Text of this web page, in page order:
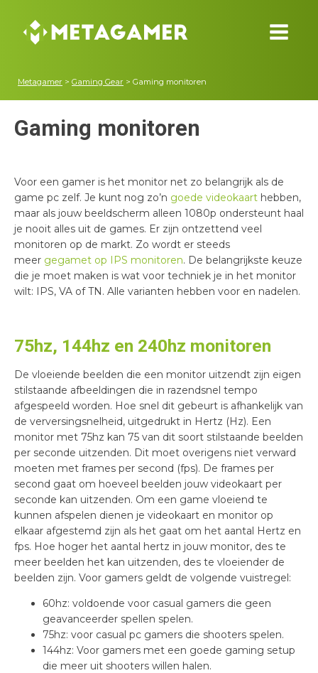
Metagamer > Gaming Gear > Gaming monitoren
Gaming monitoren
Voor een gamer is het monitor net zo belangrijk als de
game pc zelf. Je kunt nog zo’n goede videokaart hebben,
maar als jouw beeldscherm alleen 1080p ondersteunt haal
je nooit alles uit de games. Er zijn ontzettend veel
monitoren op de markt. Zo wordt er steeds
meer gegamet op IPS monitoren. De belangrijkste keuze
die je moet maken is wat voor techniek je in het monitor
wilt: IPS, VA of TN. Alle varianten hebben voor en nadelen.
75hz, 144hz en 240hz monitoren
De vloeiende beelden die een monitor uitzendt zijn eigen
stilstaande afbeeldingen die in razendsnel tempo
afgespeeld worden. Hoe snel dit gebeurt is afhankelijk van
de verversingsnelheid, uitgedrukt in Hertz (Hz). Een
monitor met 75hz kan 75 van dit soort stilstaande beelden
per seconde uitzenden. Dit moet overigens niet verward
moeten met frames per second (fps). De frames per
second gaat om hoeveel beelden jouw videokaart per
seconde kan uitzenden. Om een game vloeiend te
kunnen afspelen dienen je videokaart en monitor op
elkaar afgestemd zijn als het gaat om het aantal Hertz en
fps. Hoe hoger het aantal hertz in jouw monitor, des te
meer beelden het kan uitzenden, des te vloeiender de
beelden zijn. Voor gamers geldt de volgende vuistregel:
60hz: voldoende voor casual gamers die geen
geavanceerder spellen spelen.
75hz: voor casual pc gamers die shooters spelen.
144hz: Voor gamers met een goede gaming setup
die meer uit shooters willen halen.